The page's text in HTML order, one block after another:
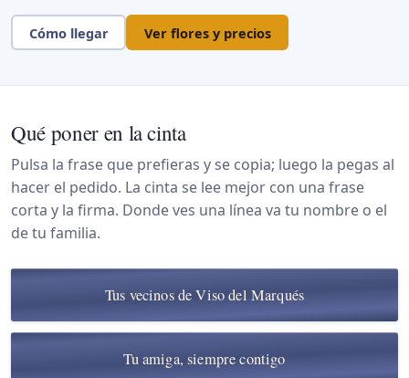
Cómo llegar Ver flores y precios
Qué poner en la cinta
Pulsa la frase que prefieras y se copia; luego la pegas al
hacer el pedido. La cinta se lee mejor con una frase
corta y la firma. Donde ves una línea va tu nombre o el
de tu familia.
Tus vecinos de Viso del Marqués
Tu amiga, siempre contigo